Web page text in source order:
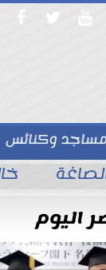
  
مساجد وكنائس
اليوم